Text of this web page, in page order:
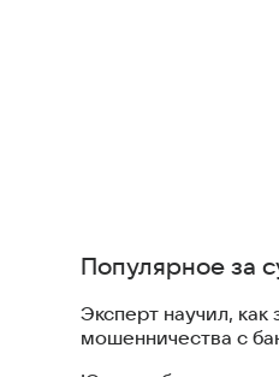
Популярное за
Эксперт научил, как
мошенничества с